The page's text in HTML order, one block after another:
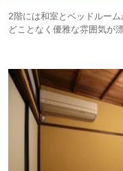
2階には和室とベッドルー
どことなく優雅な雰囲気が